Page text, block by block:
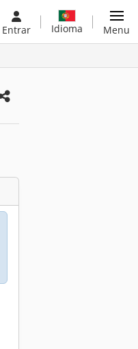
Entrar Idioma Menu